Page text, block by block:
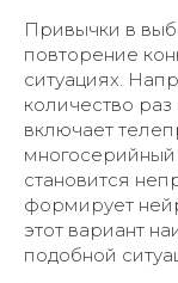
Привычки в
повторение
ситуациях.
количество
включает
становится
формирует
этот вариант
подобной